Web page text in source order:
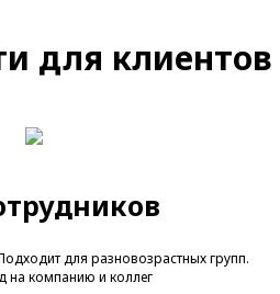
для клиентов
для разновозрастных групп.
на компанию и коллег